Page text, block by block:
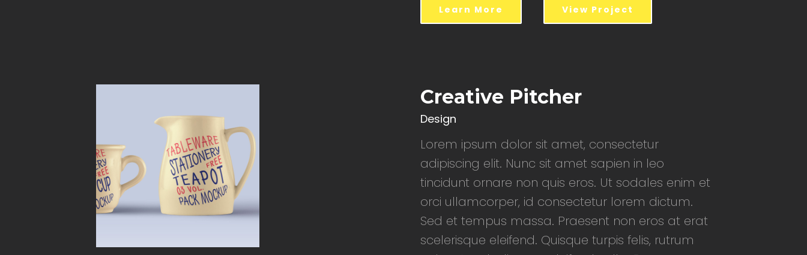
Learn More View Project
Creative Pitcher
Design
Lorem ipsum dolor sit amet, consectetur
adipiscing elit. Nunc sit amet sapien in leo
tincidunt ornare non quis eros. Ut sodales enim et
orci ullamcorper, id consectetur lorem dictum.
Sed et tempus massa. Praesent non eros at erat
scelerisque eleifend. Quisque turpis felis, rutrum